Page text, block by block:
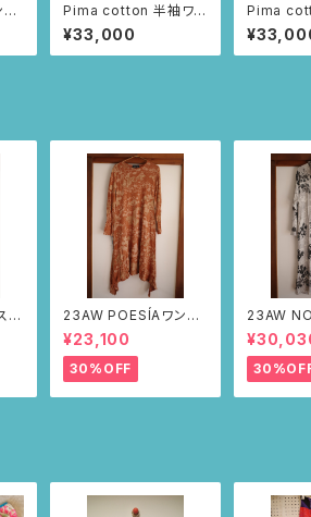
/
Pima cotton 半袖ワン
ピース (レッド/ニャン
ドゥティ柄)
¥33,000
Pima
ピース (
ー/ツタと
テ
23AW POESÍAワンピ
ース(ブラウン・サボテン
の山道柄)
¥23,100
30%OFF
23AW
トルワンピ
グレー・サ
柄)